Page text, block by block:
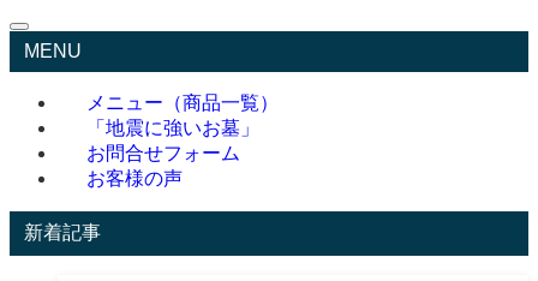
MENU
メニュー（商品一覧）
「地震に強いお墓」
お問合せフォーム
お客様の声
新着記事